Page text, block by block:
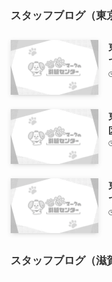
スタッフブログ（東
スタッフブログ（滋